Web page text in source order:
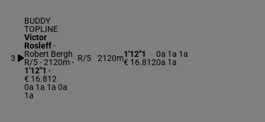
3
BUDDY
TOPLINE
Victor
Rosleff-
Robert Bergh
R/5 - 2120m-
1'12"1 -
€ 16.812
0a 1a 1a 0a
1a
R/5 2120m1'12"1
€ 16.812
0a 1a 1a
0a 1a